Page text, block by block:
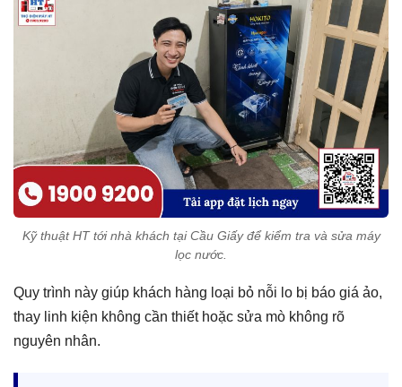
Kỹ thuật HT tới nhà khách tại Cầu Giấy để kiểm tra và sửa máy
lọc nước.
Quy trình này giúp khách hàng loại bỏ nỗi lo bị báo giá ảo,
thay linh kiện không cần thiết hoặc sửa mò không rõ
nguyên nhân.